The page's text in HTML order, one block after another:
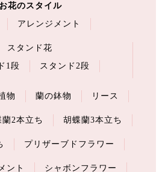
お花のスタイル
アレンジメント
スタンド花
1段
スタンド2段
物 蘭の鉢物 リース
蘭2本立ち 胡蝶蘭3本立ち
プリザーブドフラワー
ント シャボンフラワー